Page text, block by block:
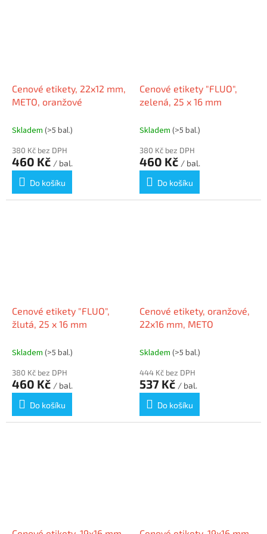
Cenové etikety, 22x12 mm,
METO, oranžové
Skladem (>5 bal.)
380 Kč bez DPH
460 Kč / bal.
Do košíku
Cenové etikety "FLUO",
zelená, 25 x 16 mm
Skladem (>5 bal.)
380 Kč bez DPH
460 Kč / bal.
Do košíku
Cenové etikety "FLUO",
žlutá, 25 x 16 mm
Skladem (>5 bal.)
380 Kč bez DPH
460 Kč / bal.
Do košíku
Cenové etikety, oranžové,
22x16 mm, METO
Skladem (>5 bal.)
444 Kč bez DPH
537 Kč / bal.
Do košíku